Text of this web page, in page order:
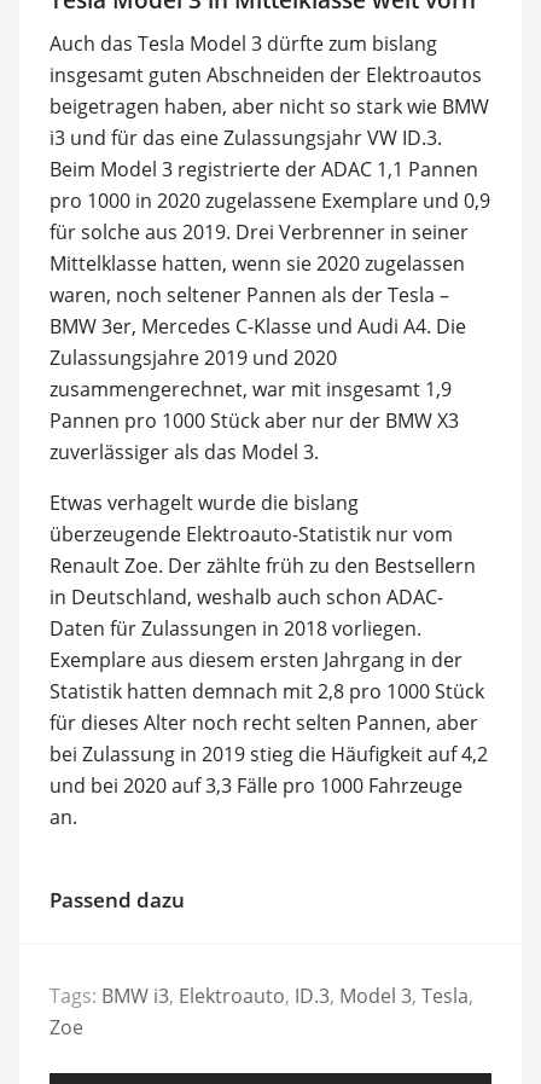
Auch das Tesla Model 3 dürfte zum bislang
insgesamt guten Abschneiden der Elektroautos
beigetragen haben, aber nicht so stark wie BMW
i3 und für das eine Zulassungsjahr VW ID.3.
Beim Model 3 registrierte der ADAC 1,1 Pannen
pro 1000 in 2020 zugelassene Exemplare und 0,9
für solche aus 2019. Drei Verbrenner in seiner
Mittelklasse hatten, wenn sie 2020 zugelassen
waren, noch seltener Pannen als der Tesla –
BMW 3er, Mercedes C-Klasse und Audi A4. Die
Zulassungsjahre 2019 und 2020
zusammengerechnet, war mit insgesamt 1,9
Pannen pro 1000 Stück aber nur der BMW X3
zuverlässiger als das Model 3.
Etwas verhagelt wurde die bislang
überzeugende Elektroauto-Statistik nur vom
Renault Zoe. Der zählte früh zu den Bestsellern
in Deutschland, weshalb auch schon ADAC-
Daten für Zulassungen in 2018 vorliegen.
Exemplare aus diesem ersten Jahrgang in der
Statistik hatten demnach mit 2,8 pro 1000 Stück
für dieses Alter noch recht selten Pannen, aber
bei Zulassung in 2019 stieg die Häufigkeit auf 4,2
und bei 2020 auf 3,3 Fälle pro 1000 Fahrzeuge
an.
Passend dazu
Tags: BMW i3, Elektroauto, ID.3, Model 3, Tesla,
Zoe